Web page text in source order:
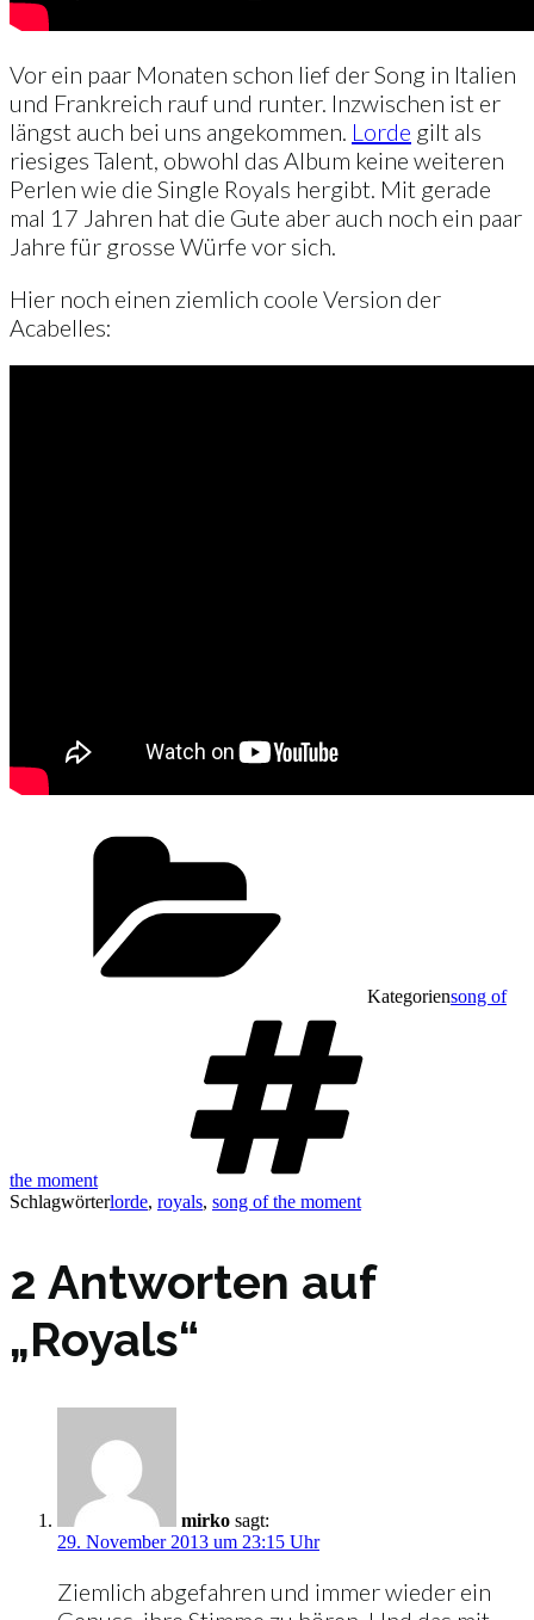
Vor ein paar Monaten schon lief der Song in Italien
und Frankreich rauf und runter. Inzwischen ist er
längst auch bei uns angekommen. Lorde gilt als
riesiges Talent, obwohl das Album keine weiteren
Perlen wie die Single Royals hergibt. Mit gerade
mal 17 Jahren hat die Gute aber auch noch ein paar
Jahre für grosse Würfe vor sich.
Hier noch einen ziemlich coole Version der
Acabelles:
Kategoriensong of
the moment
Schlagwörterlorde, royals, song of the moment
2 Antworten auf
„Royals“
mirko sagt:
29. November 2013 um 23:15 Uhr
Ziemlich abgefahren und immer wieder ein